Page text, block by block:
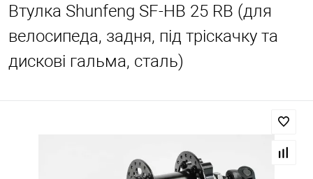
Втулка Shunfeng SF-HB 25 RB (для
велосипеда, задня, під тріскачку та
дискові гальма, сталь)